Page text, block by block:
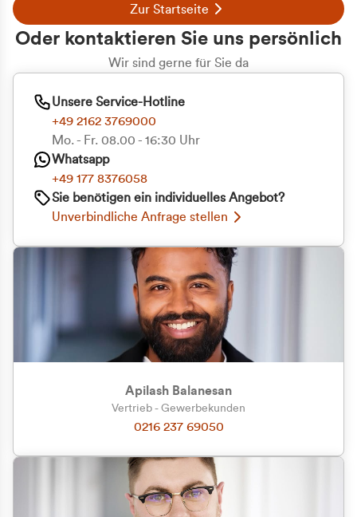
Zu welcher Kundengruppe
gehören Sie?
Privatkunde (inkl. MwSt.)
Zur Startseite
Oder kontaktieren Sie uns persönlich
Wir sind gerne für Sie da
Unsere Service-Hotline
+49 2162 3769000
Mo. - Fr. 08.00 - 16:30 Uhr
Whatsapp
+49 177 8376058
Sie benötigen ein individuelles Angebot?
Unverbindliche Anfrage stellen
Apilash Balanesan
Vertrieb - Gewerbekunden
0216 237 69050